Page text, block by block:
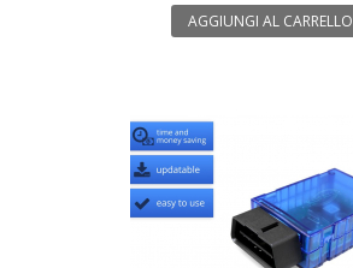
AGGIUNGI AL CARRELLO